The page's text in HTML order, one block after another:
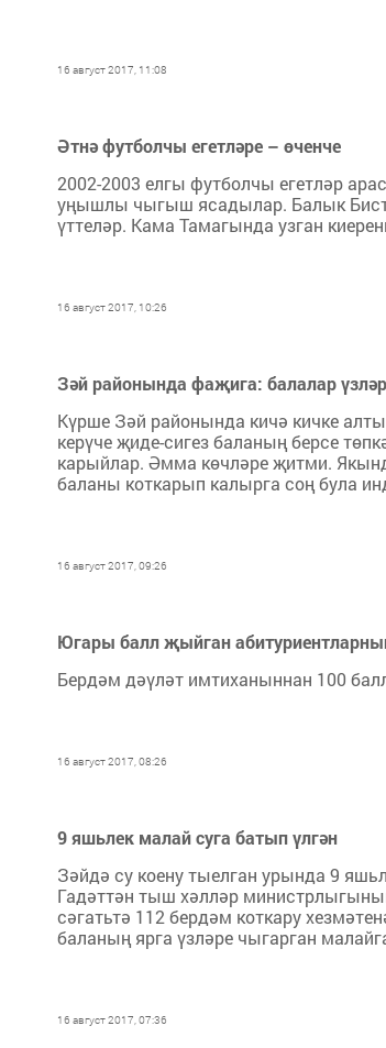
16 август 2017, 11:08
Әтнә футболчы егетләре – өченче
2002-2003 елгы футболчы егетләр
уңышлы чыгыш ясадылар. Балык
үттеләр. Кама Тамагында узган
16 август 2017, 10:26
Зәй районында фаҗига: балалар
Күрше Зәй районында кичә кичке
керүче җиде-сигез баланың берсе
карыйлар. Әмма көчләре җитми.
баланы коткарып калырга соң була
16 август 2017, 09:26
Югары балл җыйган
Бердәм дәүләт имтиханыннан 100
16 август 2017, 08:26
9 яшьлек малай суга батып үлгән
Зәйдә су коену тыелган урында 9
Гадәттән тыш хәлләр
сәгатьтә 112 бердәм коткару
баланың ярга үзләре чыгарган
16 август 2017, 07:36